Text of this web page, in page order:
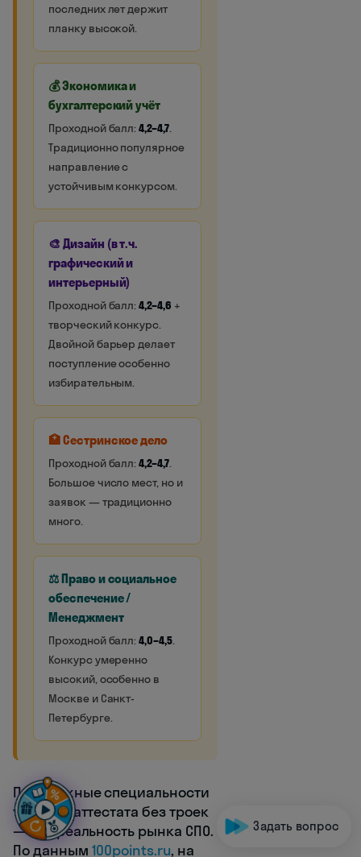
последних лет держит
планку высокой.
💰 Экономика и
бухгалтерский учёт
Проходной балл:4,2–4,7.
Традиционно популярное
направление с
устойчивым конкурсом.
🎨 Дизайн (в т.ч.
графический и
интерьерный)
Проходной балл:4,2–4,6 +
творческий конкурс.
Двойной барьер делает
поступление особенно
избирательным.
🏥 Сестринское дело
Проходной балл:4,2–4,7.
Большое число мест, но и
заявок — традиционно
много.
⚖️ Право и социальное
обеспечение /
Менеджмент
Проходной балл:4,0–4,5.
Конкурс умеренно
высокий, особенно в
Москве и Санкт-
Петербурге.
Престижные специальности
требуют аттестата без троек
— это реальность рынка СПО.
По данным 100points.ru, на
Задать вопрос